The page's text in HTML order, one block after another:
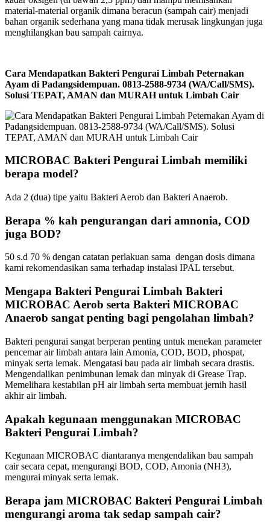
material-material organik dimana beracun (sampah cair) menjadi
bahan organik sederhana yang mana tidak merusak lingkungan juga
menghilangkan bau sampah cairnya.
Cara Mendapatkan Bakteri Pengurai Limbah Peternakan
Ayam di Padangsidempuan. 0813-2588-9734 (WA/Call/SMS).
Solusi TEPAT, AMAN dan MURAH untuk Limbah Cair
MICROBAC Bakteri Pengurai Limbah memiliki
berapa model?
Ada 2 (dua) tipe yaitu Bakteri Aerob dan Bakteri Anaerob.
Berapa % kah pengurangan dari amnonia, COD
juga BOD?
50 s.d 70 % dengan catatan perlakuan sama dengan dosis dimana
kami rekomendasikan sama terhadap instalasi IPAL tersebut.
Mengapa Bakteri Pengurai Limbah Bakteri
MICROBAC Aerob serta Bakteri MICROBAC
Anaerob sangat penting bagi pengolahan limbah?
Bakteri pengurai sangat berperan penting untuk menekan parameter
pencemar air limbah antara lain Amonia, COD, BOD, phospat,
minyak serta lemak. Mengatasi bau pada air limbah secara drastis.
Mengendalikan penimbunan lemak dan minyak di Grease Trap.
Memelihara kestabilan pH air limbah serta membuat jernih hasil
akhir air limbah.
Apakah kegunaan menggunakan MICROBAC
Bakteri Pengurai Limbah?
Kegunaan MICROBAC diantaranya mengendalikan bau sampah
cair secara cepat, mengurangi BOD, COD, Amonia (NH3),
mengurai minyak serta lemak.
Berapa jam MICROBAC Bakteri Pengurai Limbah
mengurangi aroma tak sedap sampah cair?